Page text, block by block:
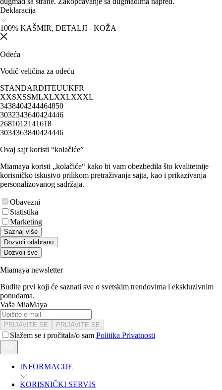
Deklaracija
100% KAŠMIR, DETALJI - KOŽA
Odeća
Vodič veličina za odeću
STANDARDITEUUKFR
XXSXSSMLXLXXLXXXL
3438404244464850
3032343640424446
2681012141618
3034363840424446
Ovaj sajt koristi “kolačiće”
Miamaya koristi „kolačiće“ kako bi vam obezbedila što kvalitetnije
korisničko iskustvo prilikom pretraživanja sajta, kao i prikazivanja
personalizovanog sadržaja.
Obavezni
Statistika
Marketing
Saznaj više
Dozvoli odabrano
Dozvoli sve
Miamaya newsletter
Budite prvi koji će saznati sve o svetskim trendovima i ekskluzivnim
ponudama.
Vaša MiaMaya
PRIJAVITE SE PRIJAVITE SE
Slažem se i pročitala/o sam Politika Privatnosti
INFORMACIJE
KORISNIČKI SERVIS